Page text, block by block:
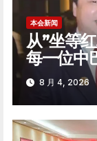
本会新闻
从”坐等
每一位中
8 月 4, 2026